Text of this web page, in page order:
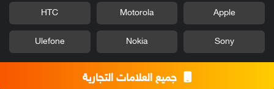
Apple
Motorola
HTC
Sony
Nokia
Ulefone
جميع العلامات التجارية